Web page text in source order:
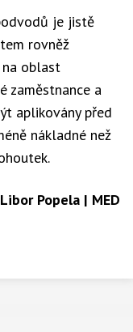
je jistě
rovněž
oblast
zaměstnance a
aplikovány před
nákladné než
Libor Popela | MED